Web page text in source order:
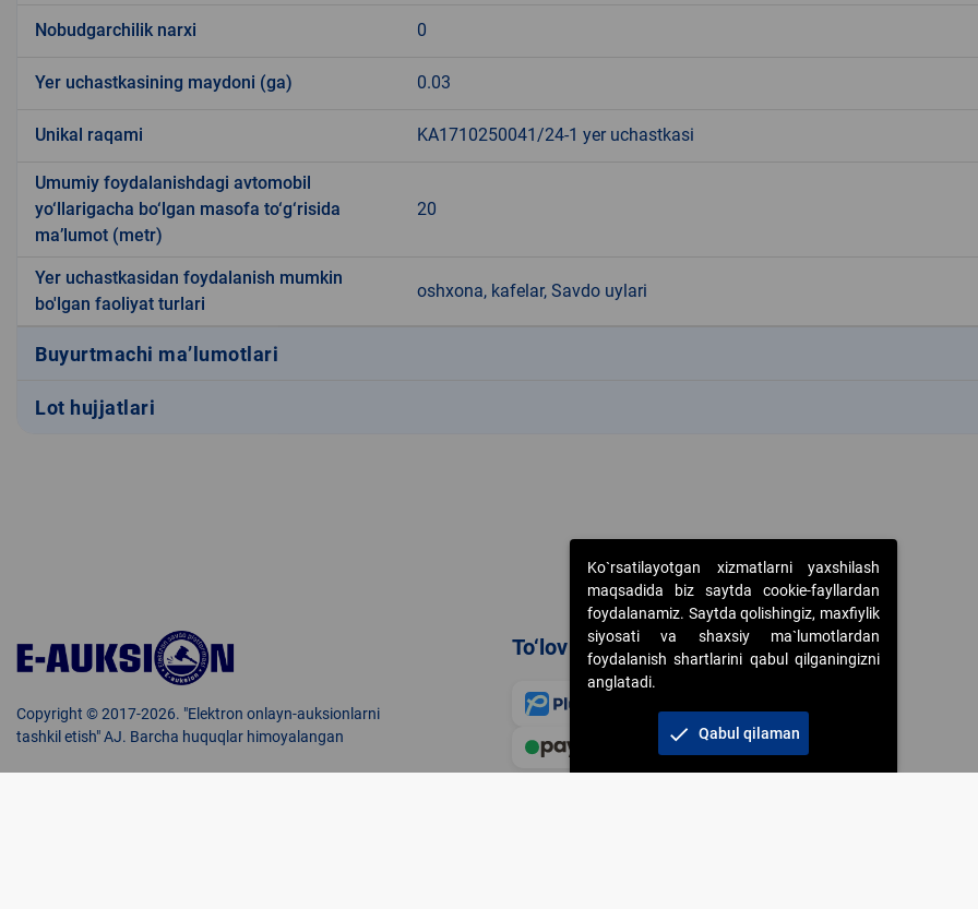
Nobudgarchilik narxi 0
Yer uchastkasining maydoni (ga) 0.03
Unikal raqami KA1710250041/24-1 yer uchastkasi
Umumiy foydalanishdagi avtomobil
yo‘llarigacha bo‘lgan masofa to‘g‘risida
ma’lumot (metr)
20
Yer uchastkasidan foydalanish mumkin
bo'lgan faoliyat turlari
oshxona, kafelar, Savdo uylari
Buyurtmachi ma’lumotlari
Lot hujjatlari
Copyright © 2017-2026. "Elektron onlayn-auksionlarni
tashkil etish" AJ. Barcha huquqlar himoyalangan
To‘lov usullari
Ko`rsatilayotgan xizmatlarni yaxshilash
maqsadida biz saytda cookie-fayllardan
foydalanamiz. Saytda qolishingiz, maxfiylik
siyosati va shaxsiy ma`lumotlardan
foydalanish shartlarini qabul qilganingizni
anglatadi.
check Qabul qilaman